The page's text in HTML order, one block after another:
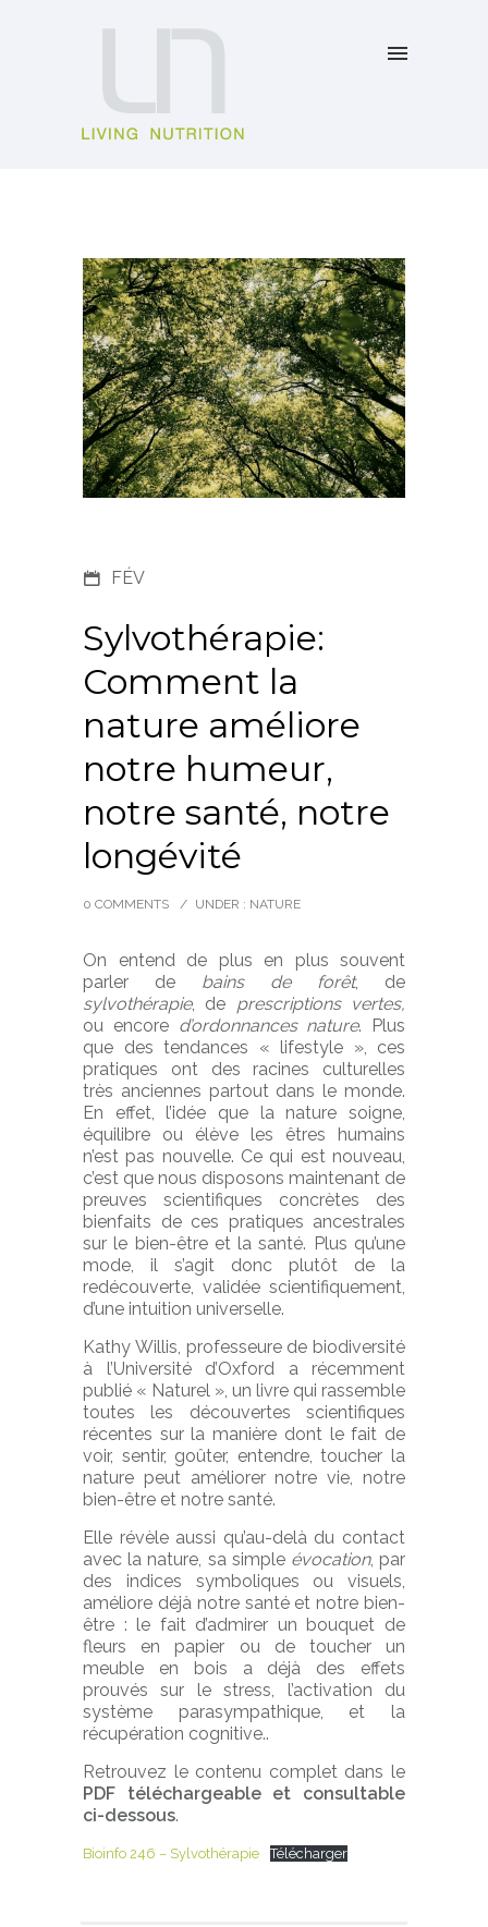
FÉV
Sylvothérapie:
Comment la
nature améliore
notre humeur,
notre santé, notre
longévité
0 COMMENTS / UNDER : NATURE
On entend de plus en plus souvent
parler de bains de forêt, de
sylvothérapie, de prescriptions vertes,
ou encore d’ordonnances nature. Plus
que des tendances « lifestyle », ces
pratiques ont des racines culturelles
très anciennes partout dans le monde.
En effet, l’idée que la nature soigne,
équilibre ou élève les êtres humains
n’est pas nouvelle. Ce qui est nouveau,
c’est que nous disposons maintenant de
preuves scientifiques concrètes des
bienfaits de ces pratiques ancestrales
sur le bien-être et la santé. Plus qu’une
mode, il s’agit donc plutôt de la
redécouverte, validée scientifiquement,
d’une intuition universelle.
Kathy Willis, professeure de biodiversité
à l’Université d’Oxford a récemment
publié « Naturel », un livre qui rassemble
toutes les découvertes scientifiques
récentes sur la manière dont le fait de
voir, sentir, goûter, entendre, toucher la
nature peut améliorer notre vie, notre
bien-être et notre santé.
Elle révèle aussi qu’au-delà du contact
avec la nature, sa simple évocation, par
des indices symboliques ou visuels,
améliore déjà notre santé et notre bien-
être : le fait d’admirer un bouquet de
fleurs en papier ou de toucher un
meuble en bois a déjà des effets
prouvés sur le stress, l’activation du
système parasympathique, et la
récupération cognitive..
Retrouvez le contenu complet dans le
PDF téléchargeable et consultable
ci-dessous.
Bioinfo 246 – Sylvothérapie Télécharger